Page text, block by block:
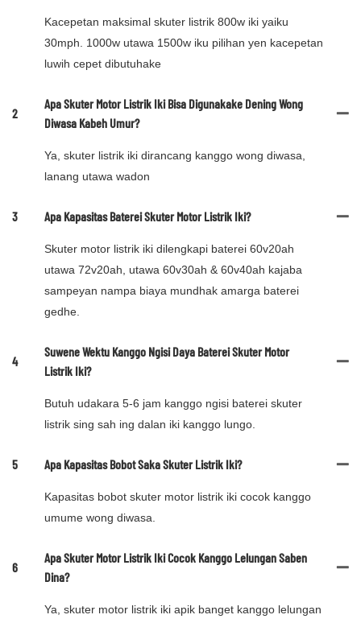
Kacepetan maksimal skuter listrik 800w iki yaiku
30mph. 1000w utawa 1500w iku pilihan yen kacepetan
luwih cepet dibutuhake
2
Apa Skuter Motor Listrik Iki Bisa Digunakake Dening Wong
Diwasa Kabeh Umur?
Ya, skuter listrik iki dirancang kanggo wong diwasa,
lanang utawa wadon
3 Apa Kapasitas Baterei Skuter Motor Listrik Iki?
Skuter motor listrik iki dilengkapi baterei 60v20ah
utawa 72v20ah, utawa 60v30ah & 60v40ah kajaba
sampeyan nampa biaya mundhak amarga baterei
gedhe.
4
Suwene Wektu Kanggo Ngisi Daya Baterei Skuter Motor
Listrik Iki?
Butuh udakara 5-6 jam kanggo ngisi baterei skuter
listrik sing sah ing dalan iki kanggo lungo.
5 Apa Kapasitas Bobot Saka Skuter Listrik Iki?
Kapasitas bobot skuter motor listrik iki cocok kanggo
umume wong diwasa.
6
Apa Skuter Motor Listrik Iki Cocok Kanggo Lelungan Saben
Dina?
Ya, skuter motor listrik iki apik banget kanggo lelungan